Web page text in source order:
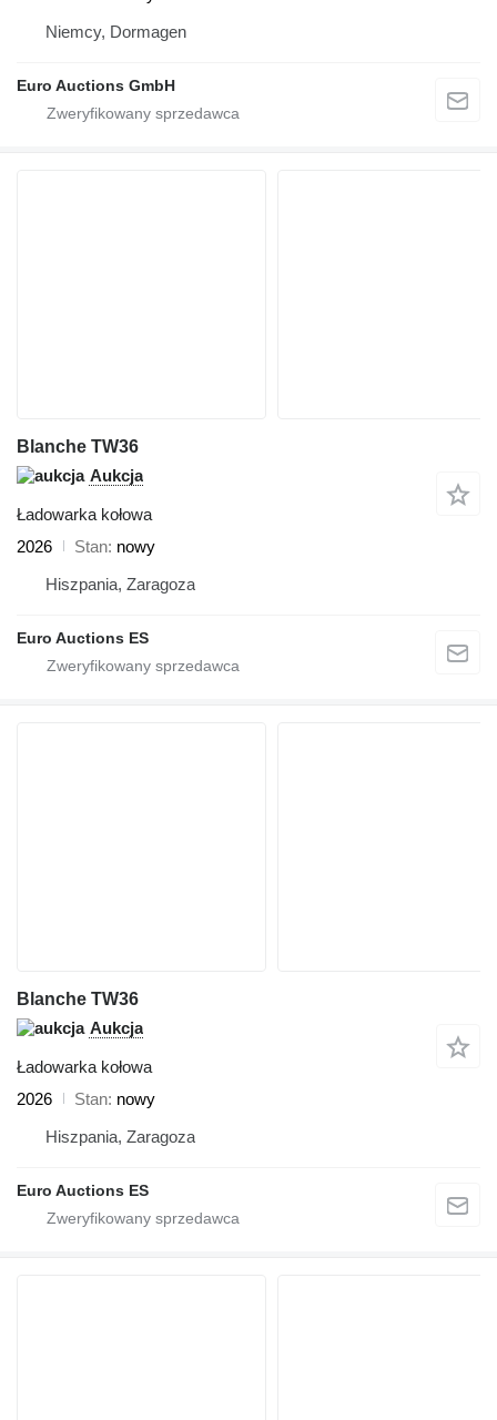
Niemcy, Dormagen
Euro Auctions GmbH
Blanche TW36
Aukcja
Ładowarka kołowa
2026
Stan nowy
Hiszpania, Zaragoza
Euro Auctions ES
Blanche TW36
Aukcja
Ładowarka kołowa
2026
Stan nowy
Hiszpania, Zaragoza
Euro Auctions ES